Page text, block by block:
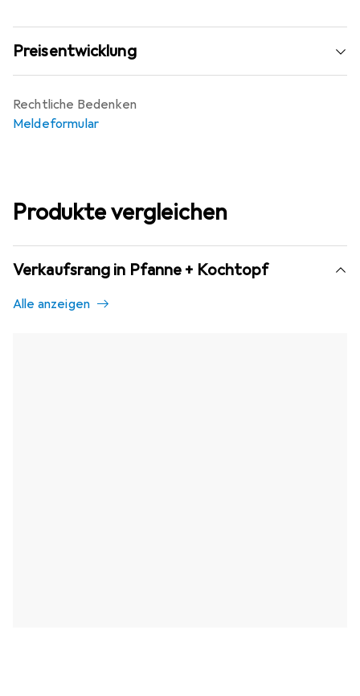
Preisentwicklung
Rechtliche Bedenken
Meldeformular
Produkte vergleichen
Verkaufsrang in Pfanne + Kochtopf
Alle anzeigen